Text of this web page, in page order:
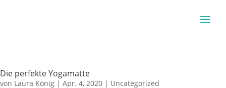
Die perfekte Yogamatte
von Laura König | Apr. 4, 2020 | Uncategorized